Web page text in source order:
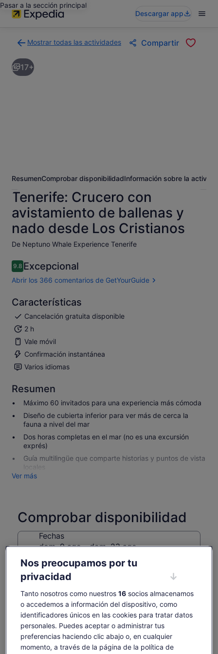
Pasar a la sección principal
Descargar app
Mostrar todas las actividades
a
la
página
Compartir
17+
ResumenComprobar disponibilidadInformación sobre la
Tenerife: Crucero con
avistamiento de ballenas y
nado desde Los Cristianos
De Neptuno Whale Experience Tenerife
9.89.8 sobre 10
Excepcional
Abrir los 366 comentarios de GetYourGuide
Características
Cancelación gratuita disponible
2 h
Vale móvil
Confirmación instantánea
Varios idiomas
Resumen
Máximo 60 invitados para una experiencia más cómoda
Diseño de cubierta inferior para ver más de cerca la
fauna a nivel del mar
Dos horas completas en el mar (no es una excursión
exprés)
Guía multilingüe que comparte historias y puntos de vista
locales
Ver más
Comprobar disponibilidad
Fechas
dom, 9 ago - dom, 23 ago
Número de personas
1 adulto
dom., 9 ago.
-
lun., 10 ago.
28 €
mar., 11 ago.
28 €
mié., 12 ago.
28 €
El28 € Ver entradas
Es posible que el contenido de esta página se haya
traducido automáticamente.
Ver texto original (inglés)
Nos preocupamos por tu
privacidad
Tanto nosotros como nuestros 16socios almacenamos
o accedemos a información del dispositivo, como
identificadores únicos en las cookies para tratar datos
personales. Puedes aceptar o administrar tus
preferencias haciendo clic abajo o, en cualquier
momento, a través de la página de la política de